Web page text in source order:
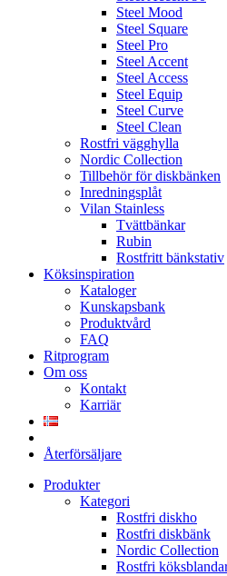
Steel Mood
Steel Square
Steel Pro
Steel Accent
Steel Access
Steel Equip
Steel Curve
Steel Clean
Rostfri vägghylla
Nordic Collection
Tillbehör för diskbänken
Inredningsplåt
Vilan Stainless
Tvättbänkar
Rubin
Rostfritt bänkstativ
Köksinspiration
Kataloger
Kunskapsbank
Produktvård
FAQ
Ritprogram
Om oss
Kontakt
Karriär
Återförsäljare
Produkter
Kategori
Rostfri diskho
Rostfri diskbänk
Nordic Collection
Rostfri